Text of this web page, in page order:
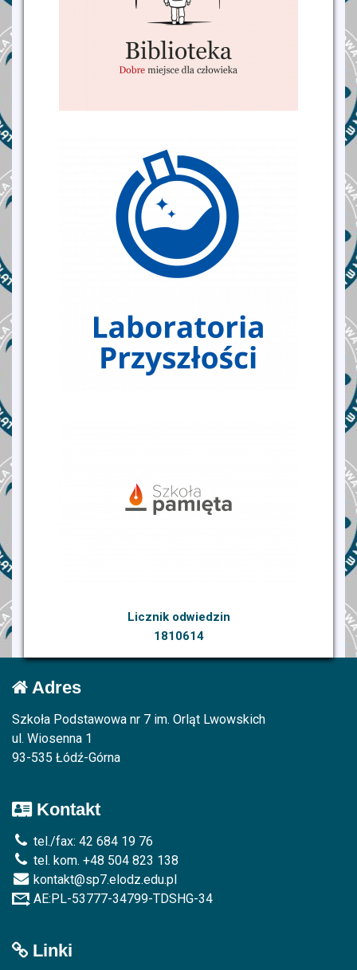
Licznik odwiedzin
1810614
Adres
Szkoła Podstawowa nr 7 im. Orląt Lwowskich
ul. Wiosenna 1
93-535 Łódź-Górna
Kontakt
tel./fax: 42 684 19 76
tel. kom. +48 504 823 138
kontakt@sp7.elodz.edu.pl
AE:PL-53777-34799-TDSHG-34
Linki